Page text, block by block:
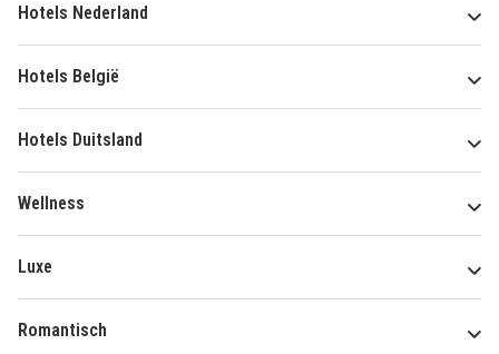
Hotels Nederland
Hotels België
Hotels Duitsland
Wellness
Luxe
Romantisch